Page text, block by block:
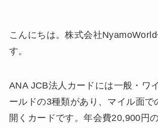
こんにちは。株式会社
す。
ANA JCB法人カードには一般・ワ
ールドの3種類があり、マイル面で
開くカードです。年会費20,900円